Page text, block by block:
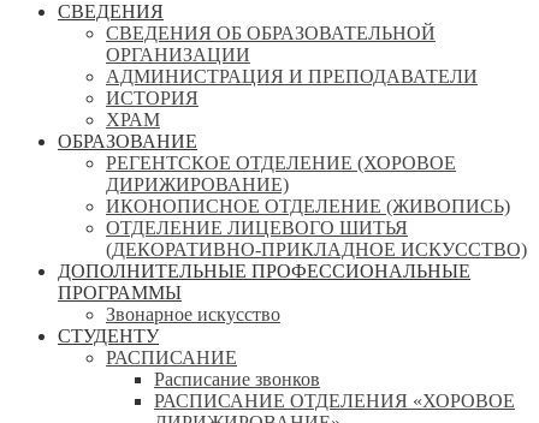
СВЕДЕНИЯ
СВЕДЕНИЯ ОБ ОБРАЗОВАТЕЛЬНОЙ
ОРГАНИЗАЦИИ
АДМИНИСТРАЦИЯ И ПРЕПОДАВАТЕЛИ
ИСТОРИЯ
ХРАМ
ОБРАЗОВАНИЕ
РЕГЕНТСКОЕ ОТДЕЛЕНИЕ (ХОРОВОЕ
ДИРИЖИРОВАНИЕ)
ИКОНОПИСНОЕ ОТДЕЛЕНИЕ (ЖИВОПИСЬ)
ОТДЕЛЕНИЕ ЛИЦЕВОГО ШИТЬЯ
(ДЕКОРАТИВНО-ПРИКЛАДНОЕ ИСКУССТВО)
ДОПОЛНИТЕЛЬНЫЕ ПРОФЕССИОНАЛЬНЫЕ
ПРОГРАММЫ
Звонарное искусство
СТУДЕНТУ
РАСПИСАНИЕ
Расписание звонков
РАСПИСАНИЕ ОТДЕЛЕНИЯ «ХОРОВОЕ